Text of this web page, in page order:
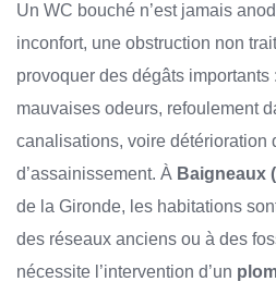
Un WC bouché n’est jamais
inconfort, une obstruction non
provoquer des dégâts importants
mauvaises odeurs, refoulement
canalisations, voire détérioration
d’assainissement. À Baigneaux
de la Gironde, les habitations
des réseaux anciens ou à des
nécessite l’intervention d’un